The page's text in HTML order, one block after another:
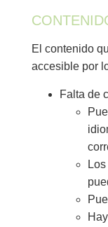
El contenido
accesible por
Falta de